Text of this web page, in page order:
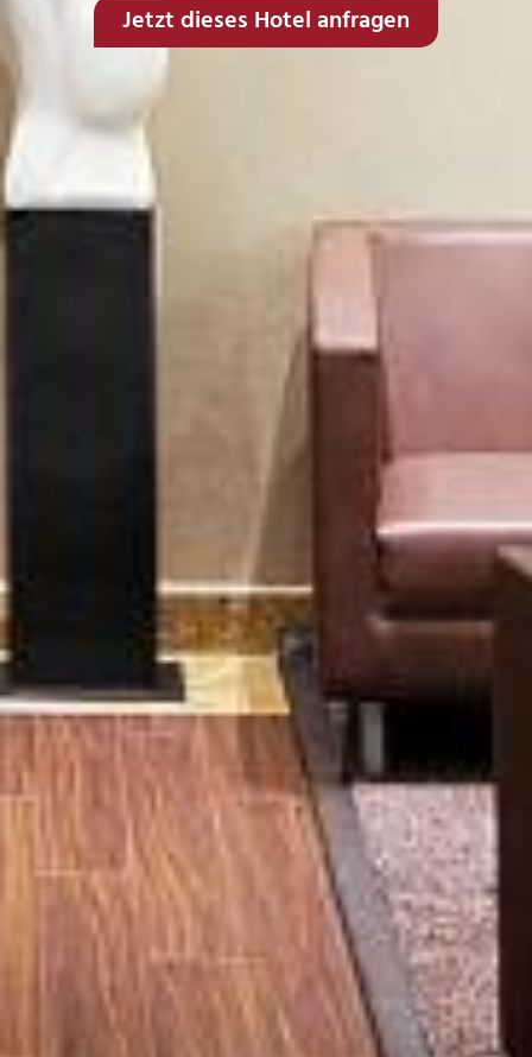
Jetzt dieses Hotel anfragen